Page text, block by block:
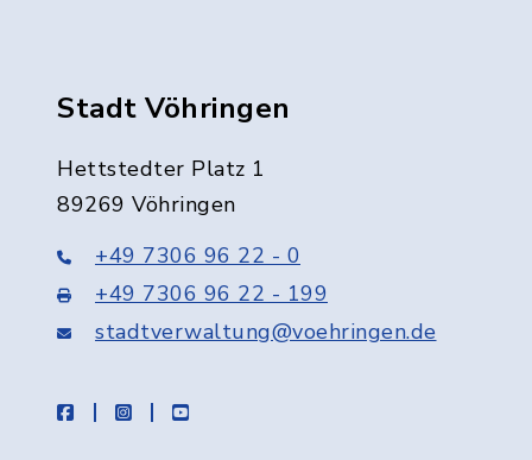
Stadt Vöhringen
Hettstedter Platz 1
89269 Vöhringen
+49 7306 96 22 - 0
+49 7306 96 22 - 199
stadtverwaltung@voehringen.de
facebookinstagramyoutube